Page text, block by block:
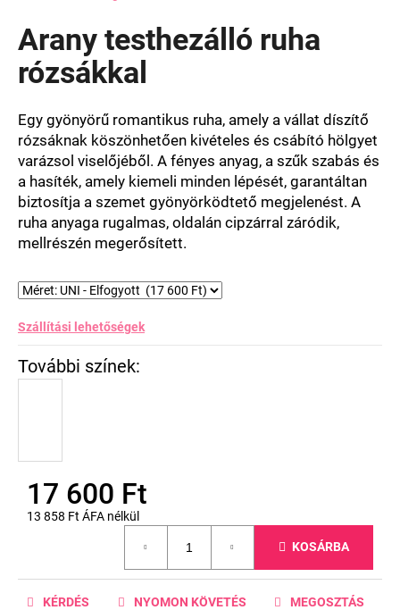
átlagos
értékelése
ből
csillag.
Arany testhezálló ruha
rózsákkal
Egy gyönyörű romantikus ruha, amely a vállat díszítő
rózsáknak köszönhetően kivételes és csábító hölgyet
varázsol viselőjéből. A fényes anyag, a szűk szabás és
a hasíték, amely kiemeli minden lépését, garantáltan
biztosítja a szemet gyönyörködtető megjelenést. A
ruha anyaga rugalmas, oldalán cipzárral záródik,
mellrészén megerősített.
Szállítási lehetőségek
17 600 Ft
13 858 Ft ÁFA nélkül
KOSÁRBA
KÉRDÉS NYOMON KÖVETÉS MEGOSZTÁS